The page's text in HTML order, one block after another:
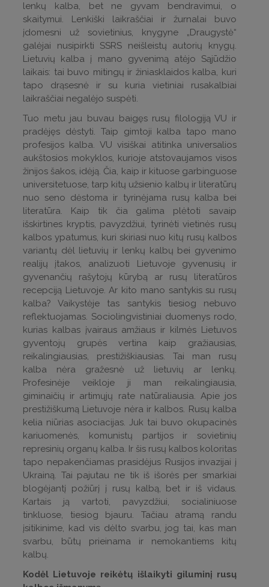
lenkų kalba, bet ne gyvam bendravimui, o
skaitymui. Lenkiški laikraščiai ir žurnalai buvo
įdomesni už sovietinius, knygyne „Draugystė“
galėjai nusipirkti SSRS neišleistų autorių knygų.
Lietuvių kalba į mano gyvenimą atėjo Sąjūdžio
laikais: tai buvo mitingų ir žiniasklaidos kalba, kuri
tapo drąsesnė ir su kuria vietiniai rusakalbiai
laikraščiai negalėjo suspėti.
Tuo metu jau buvau baigęs rusų filologiją VU ir
pradėjęs dėstyti. Taip gimtoji kalba tapo mano
profesijos kalba. VU visiškai atitinka universalios
aukštosios mokyklos, kurioje atstovaujamos visos
žinijos šakos, idėją. Čia, kaip ir kituose garbinguose
universitetuose, tarp kitų užsienio kalbų ir literatūrų
nuo seno dėstoma ir tyrinėjama rusų kalba bei
literatūra. Kaip tik čia galima plėtoti savaip
išskirtines kryptis, pavyzdžiui, tyrinėti vietinės rusų
kalbos ypatumus, kuri skiriasi nuo kitų rusų kalbos
variantų dėl lietuvių ir lenkų kalbų bei gyvenimo
realijų įtakos, analizuoti Lietuvoje gyvenusių ir
gyvenančių rašytojų kūrybą ar rusų literatūros
recepciją Lietuvoje. Ar kito mano santykis su rusų
kalba? Vaikystėje tas santykis tiesiog nebuvo
reflektuojamas. Sociolingvistiniai duomenys rodo,
kurias kalbas įvairaus amžiaus ir kilmės Lietuvos
gyventojų grupės vertina kaip gražiausias,
reikalingiausias, prestižiškiausias. Tai man rusų
kalba nėra gražesnė už lietuvių ar lenkų.
Profesinėje veikloje ji man reikalingiausia,
giminaičių ir artimųjų rate natūraliausia. Apie jos
prestižiškumą Lietuvoje nėra ir kalbos. Rusų kalba
kelia niūrias asociacijas. Juk tai buvo okupacinės
kariuomenės, komunistų partijos ir sovietinių
represinių organų kalba. Ir šis rusų kalbos koloritas
tapo nepakenčiamas prasidėjus Rusijos invazijai į
Ukrainą. Tai pajutau ne tik iš išorės per smarkiai
blogėjantį požiūrį į rusų kalbą, bet ir iš vidaus.
Kartais ją vartoti, pavyzdžiui, socialiniuose
tinkluose, tiesiog bjauru. Tačiau atramą randu
įsitikinime, kad vis dėlto svarbu, jog tai, kas man
svarbu, būtų prieinama ir nemokantiems kitų
kalbų.
Kodėl Lietuvoje reikėtų išlaikyti giluminį rusų